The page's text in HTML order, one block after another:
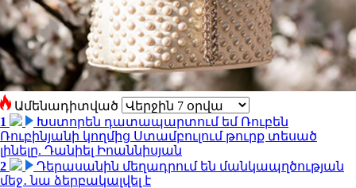
Ամենադիտված
1
Խստորեն դատապարտում եմ Ռուբեն
Ռուբինյանի կողմից Ստամբուլում թուրք տեսած
լինելը. Դանիել Իոաննիսյան
2
Դերասանին մեղադրում են մանկապղծության
մեջ․ նա ձերբակալվել է